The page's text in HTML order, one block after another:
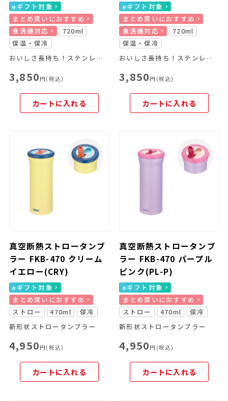
eギフト対象
まとめ買いにおすすめ
食洗機対応
720ml
保温・保冷
おいしさ長持ち！ステンレス製魔法びん構造のジョッキ！
3,850円(税込)
カートに入れる
eギフト対象
まとめ買いにおすすめ
食洗機対応
720ml
保温・保冷
おいしさ長持ち！ステンレス製魔法びん構造のジョッキ！
3,850円(税込)
カートに入れる
真空断熱ストロータンブ
ラー FKB-470 クリーム
イエロー(CRY)
eギフト対象
まとめ買いにおすすめ
ストロー
470ml
保冷
新形状ストロータンブラー
4,950円(税込)
カートに入れる
真空断熱ストロータンブ
ラー FKB-470 パープル
ピンク(PL-P)
eギフト対象
まとめ買いにおすすめ
ストロー
470ml
保冷
新形状ストロータンブラー
4,950円(税込)
カートに入れる